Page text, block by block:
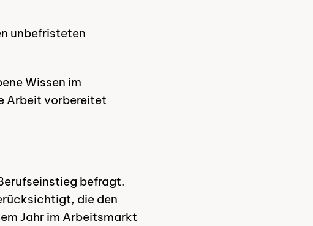
unbefristeten
Wissen im
Arbeit vorbereitet
befragt.
die den
Jahr im Arbeitsmarkt